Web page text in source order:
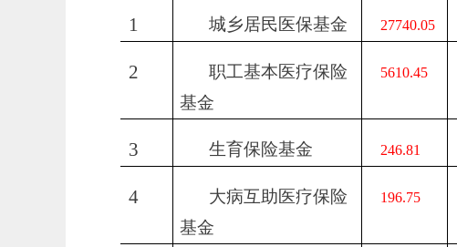
1 城乡居民医保基金 27740.05
2
职工基本医疗保险
基金
5610.45
3 生育保险基金 246.81
4
大病互助医疗保险
基金
196.75